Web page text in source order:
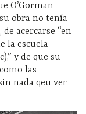
O’Gorman
obra no tenía
acercarse “en
la escuela
y de que su
las
nada qeu ver